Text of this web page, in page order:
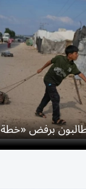
برفض